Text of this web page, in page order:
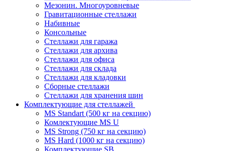
Мезонин. Многоуровневые
Гравитационные стеллажи
Набивные
Консольные
Стеллажи для гаража
Стеллажи для архива
Стеллажи для офиса
Стеллажи для склада
Стеллажи для кладовки
Сборные стеллажи
Стеллажи для хранения шин
Комплектующие для стеллажей
MS Standart (500 кг на секцию)
Комлектующие MS U
MS Strong (750 кг на секцию)
MS Hard (1000 кг на секцию)
Комплектующие SB